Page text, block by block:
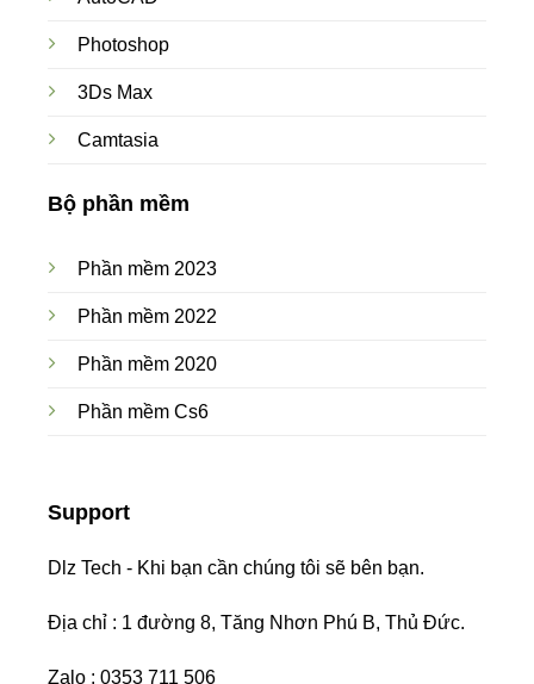
Photoshop
3Ds Max
Camtasia
Bộ phần mềm
Phần mềm 2023
Phần mềm 2022
Phần mềm 2020
Phần mềm Cs6
Support
Dlz Tech - Khi bạn cần chúng tôi sẽ bên bạn.
Địa chỉ : 1 đường 8, Tăng Nhơn Phú B, Thủ Đức.
Zalo : 0353 711 506